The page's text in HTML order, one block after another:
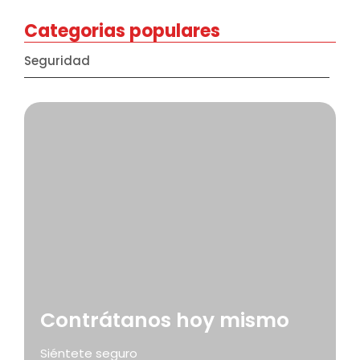
Categorias populares
Seguridad
Contrátanos hoy mismo
Siéntete seguro